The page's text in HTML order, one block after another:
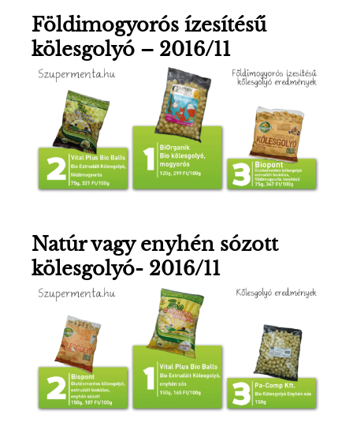
Földimogyorós ízesítésű
kölesgolyó – 2016/11
Natúr vagy enyhén sózott
kölesgolyó- 2016/11